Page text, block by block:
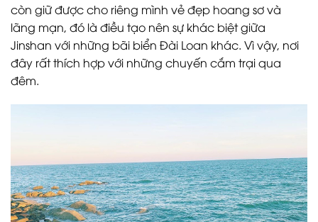
còn giữ được cho riêng mình vẻ đẹp hoang sơ và
lãng mạn, đó là điều tạo nên sự khác biệt giữa
Jinshan với những bãi biển Đài Loan khác. Vì vậy, nơi
đây rất thích hợp với những chuyến cắm trại qua
đêm.